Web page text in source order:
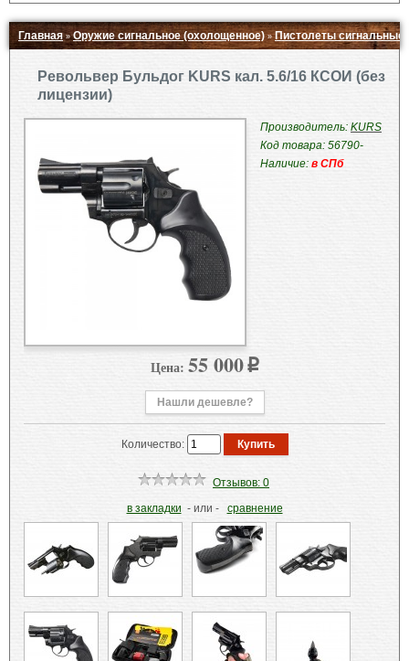
Главная»Оружие сигнальное (охолощенное) » Пистолеты сигнальные
Револьвер Бульдог KURS кал. 5.6/16 КСОИ (без
лицензии)
Производитель: KURS
Код товара: 56790-
Наличие: в СПб
Цена: 55 000p
Нашли дешевле?
Количество:
Отзывов: 0
в закладки - или - сравнение